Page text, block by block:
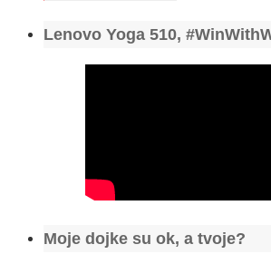
Lenovo Yoga 510,
Moje dojke su ok, a tvoje?